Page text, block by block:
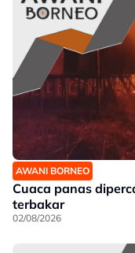
AWANI BORNEO
Cuaca panas
terbakar
02/08/2026